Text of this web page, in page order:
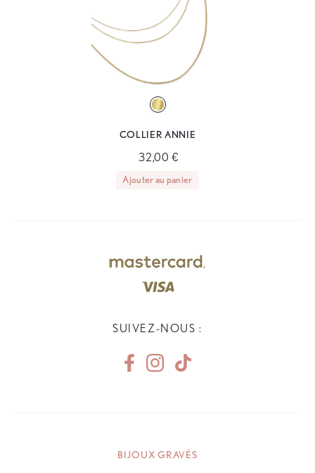
COLLIER ANNIE
32,00 €
Ajouter au panier
SUIVEZ-NOUS :
BIJOUX GRAVÉS